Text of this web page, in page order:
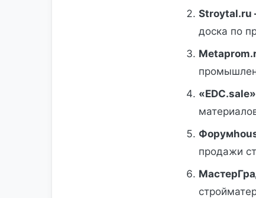
Stroytal.ru
доска по
«EDC.sale»
продажи